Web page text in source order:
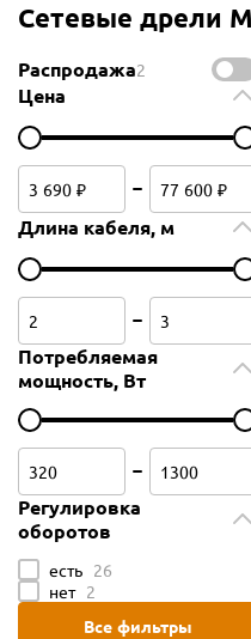
Сетевые дрели
Распродажа2
Цена
Длина кабеля, м
Потребляемая
мощность, Вт
Регулировка
оборотов
есть 26
нет 2
Все фильтры